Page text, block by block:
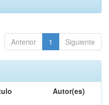
Anterior 1 Siguiente
Autor(es)